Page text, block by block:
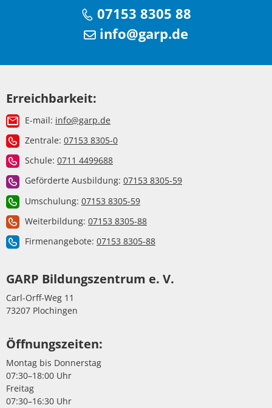
07153 8305 88
info@garp.de
Erreichbarkeit:
E-mail: info@garp.de
Zentrale: 07153 8305-0
Schule: 0711 4499688
Geförderte Ausbildung: 07153 8305-59
Umschulung: 07153 8305-59
Weiterbildung: 07153 8305-88
Firmenangebote: 07153 8305-88
GARP Bildungszentrum e. V.
Carl-Orff-Weg 11
73207 Plochingen
Öffnungszeiten:
Montag bis Donnerstag
07:30–18:00 Uhr
Freitag
07:30–16:30 Uhr